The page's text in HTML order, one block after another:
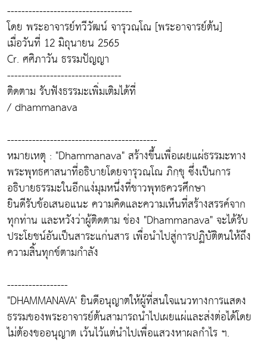
-----------------------------------
โดย พระอาจารย์ทวีวัฒน์ จารุวณฺโณ [พระอาจารย์ต้น]
เมื่อวันที่ 12 มิถุนายน 2565
Cr. ศศิภาวัน ธรรมปัญญา
--------------------------------
ติดตาม รับฟังธรรมะเพิ่มเติมได้ที่
/ dhammanava
------------------------------------------
หมายเหตุ : "Dhammanava" สร้างขึ้นเพื่อเผยแผ่ธรรมะทาง
พระพุทธศาสนาที่อธิบายโดยจารุวณฺโณ ภิกฺขุ ซึ่งเป็นการ
อธิบายธรรมะในอีกแง่มุมหนึ่งที่ชาวพุทธควรศึกษา
ยินดีรับข้อเสนอแนะ ความคิดและความเห็นที่สร้างสรรค์จาก
ทุกท่าน และหวังว่าผู้ติดตาม ช่อง "Dhammanava" จะได้รับ
ประโยชน์อันเป็นสาระแก่นสาร เพื่อนำไปสู่การปฏิบัติตนให้ถึง
ความสิ้นทุกข์ตามกำลัง
-----------------
"DHAMMANAVA' ยินดีอนุญาตให้ผู้ที่สนใจแนวทางการแสดง
ธรรมของพระอาจารย์ต้นสามารถนำไปเผยแผ่และส่งต่อได้โดย
ไม่ต้องขออนุญาต เว้นไว้แต่นำไปเพื่อแสวงหาผลกำไร ฯ.